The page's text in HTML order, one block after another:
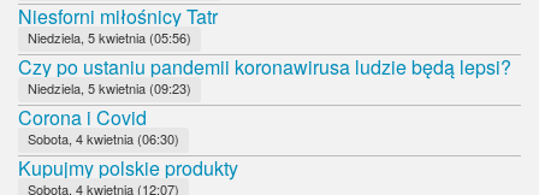
Niesforni miłośnicy Tatr
Niedziela, 5 kwietnia (05:56)
Czy po ustaniu pandemii koronawirusa ludzie będą lepsi?
Niedziela, 5 kwietnia (09:23)
Corona i Covid
Sobota, 4 kwietnia (06:30)
Kupujmy polskie produkty
Sobota, 4 kwietnia (12:07)